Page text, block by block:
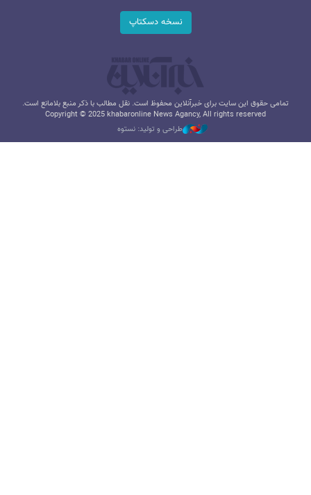
نسخه دسکتاپ
تمامی حقوق این سایت برای خبرآنلاین محفوظ است. نقل مطالب با ذکر منبع بلامانع است.
Copyright © 2025 khabaronline News Agancy, All rights reserved
طراحی و تولید: نستوه